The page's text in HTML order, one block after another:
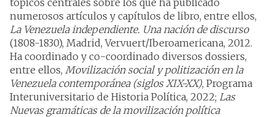
tópicos centrales sobre los que ha publicado
numerosos artículos y capítulos de libro, entre ellos,
La Venezuela independiente. Una nación de discurso
(1808-1830), Madrid, Vervuert/Iberoamericana, 2012.
Ha coordinado y co-coordinado diversos dossiers,
entre ellos, Movilización social y politización en la
Venezuela contemporánea (siglos XIX-XX), Programa
Interuniversitario de Historia Política, 2022; Las
Nuevas gramáticas de la movilización política